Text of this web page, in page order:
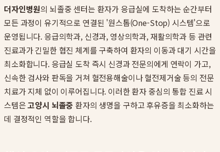
더자인병원의 뇌졸중 센터는 환자가 응급실에 도착하는 순간부터
모든 과정이 유기적으로 연결된 '원스톱(One-Stop) 시스템'으로
운영됩니다. 응급의학과, 신경과, 영상의학과, 재활의학과 등 관련
진료과가 긴밀한 협진 체계를 구축하여 환자의 이동과 대기 시간을
최소화합니다. 응급실 도착 즉시 신경과 전문의에게 연락이 가고,
신속한 검사와 판독을 거쳐 혈전용해술이나 혈전제거술 등의 전문
치료가 지체 없이 이루어집니다. 이러한 환자 중심의 통합 진료 시
스템은고양시 뇌졸중 환자의 생명을 구하고 후유증을 최소화하는
데 결정적인 역할을 합니다.